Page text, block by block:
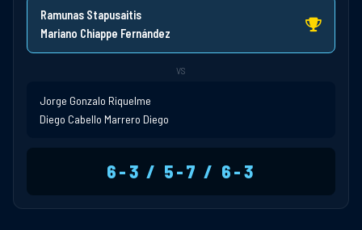
Ramunas Stapusaitis
Mariano Chiappe Fernández
VS
Jorge Gonzalo Riquelme
Diego Cabello Marrero Diego
6-3 / 5-7 / 6-3